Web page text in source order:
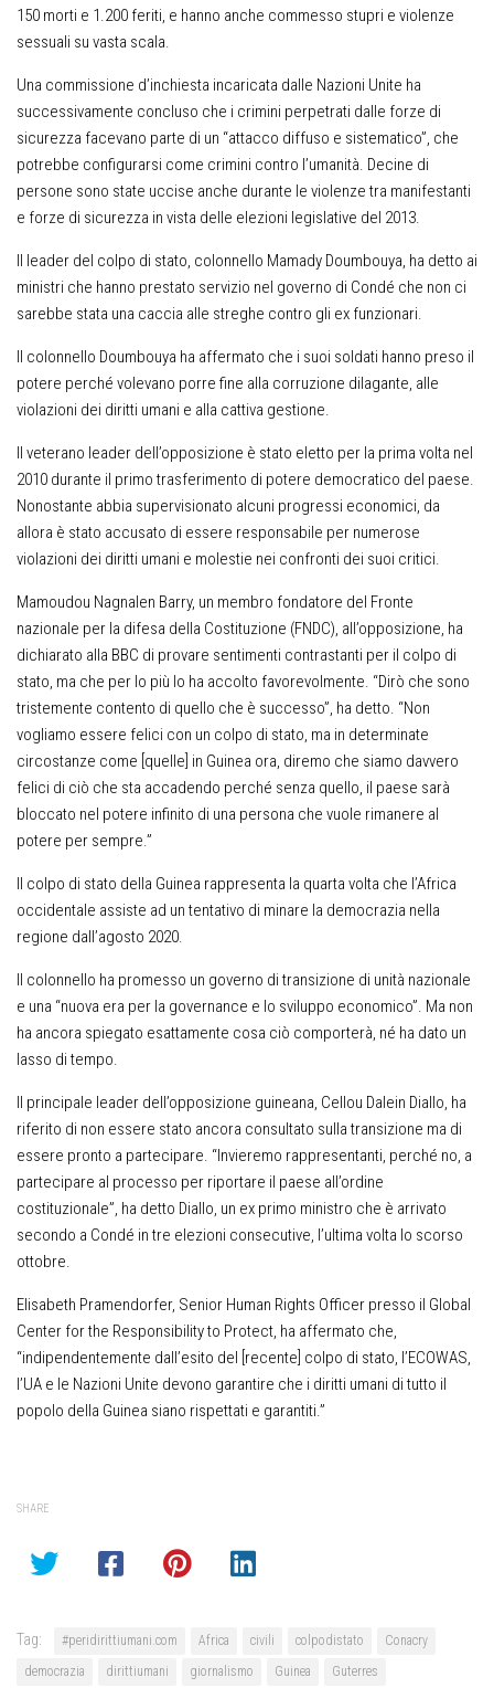
150 morti e 1.200 feriti, e hanno anche commesso stupri e violenze
sessuali su vasta scala.
Una commissione d’inchiesta incaricata dalle Nazioni Unite ha
successivamente concluso che i crimini perpetrati dalle forze di
sicurezza facevano parte di un “attacco diffuso e sistematico”, che
potrebbe configurarsi come crimini contro l’umanità. Decine di
persone sono state uccise anche durante le violenze tra manifestanti
e forze di sicurezza in vista delle elezioni legislative del 2013.
Il leader del colpo di stato, colonnello Mamady Doumbouya, ha detto ai
ministri che hanno prestato servizio nel governo di Condé che non ci
sarebbe stata una caccia alle streghe contro gli ex funzionari.
Il colonnello Doumbouya ha affermato che i suoi soldati hanno preso il
potere perché volevano porre fine alla corruzione dilagante, alle
violazioni dei diritti umani e alla cattiva gestione.
Il veterano leader dell’opposizione è stato eletto per la prima volta nel
2010 durante il primo trasferimento di potere democratico del paese.
Nonostante abbia supervisionato alcuni progressi economici, da
allora è stato accusato di essere responsabile per numerose
violazioni dei diritti umani e molestie nei confronti dei suoi critici.
Mamoudou Nagnalen Barry, un membro fondatore del Fronte
nazionale per la difesa della Costituzione (FNDC), all’opposizione, ha
dichiarato alla BBC di provare sentimenti contrastanti per il colpo di
stato, ma che per lo più lo ha accolto favorevolmente. “Dirò che sono
tristemente contento di quello che è successo”, ha detto. “Non
vogliamo essere felici con un colpo di stato, ma in determinate
circostanze come [quelle] in Guinea ora, diremo che siamo davvero
felici di ciò che sta accadendo perché senza quello, il paese sarà
bloccato nel potere infinito di una persona che vuole rimanere al
potere per sempre.”
Il colpo di stato della Guinea rappresenta la quarta volta che l’Africa
occidentale assiste ad un tentativo di minare la democrazia nella
regione dall’agosto 2020.
Il colonnello ha promesso un governo di transizione di unità nazionale
e una “nuova era per la governance e lo sviluppo economico”. Ma non
ha ancora spiegato esattamente cosa ciò comporterà, né ha dato un
lasso di tempo.
Il principale leader dell’opposizione guineana, Cellou Dalein Diallo, ha
riferito di non essere stato ancora consultato sulla transizione ma di
essere pronto a partecipare. “Invieremo rappresentanti, perché no, a
partecipare al processo per riportare il paese all’ordine
costituzionale”, ha detto Diallo, un ex primo ministro che è arrivato
secondo a Condé in tre elezioni consecutive, l’ultima volta lo scorso
ottobre.
Elisabeth Pramendorfer, Senior Human Rights Officer presso il Global
Center for the Responsibility to Protect, ha affermato che,
“indipendentemente dall’esito del [recente] colpo di stato, l’ECOWAS,
l’UA e le Nazioni Unite devono garantire che i diritti umani di tutto il
popolo della Guinea siano rispettati e garantiti.”
SHARE
Tag: #peridirittiumani.com Africa civili colpodistato
Conacry
democrazia
dirittiumani giornalismo Guinea Guterres